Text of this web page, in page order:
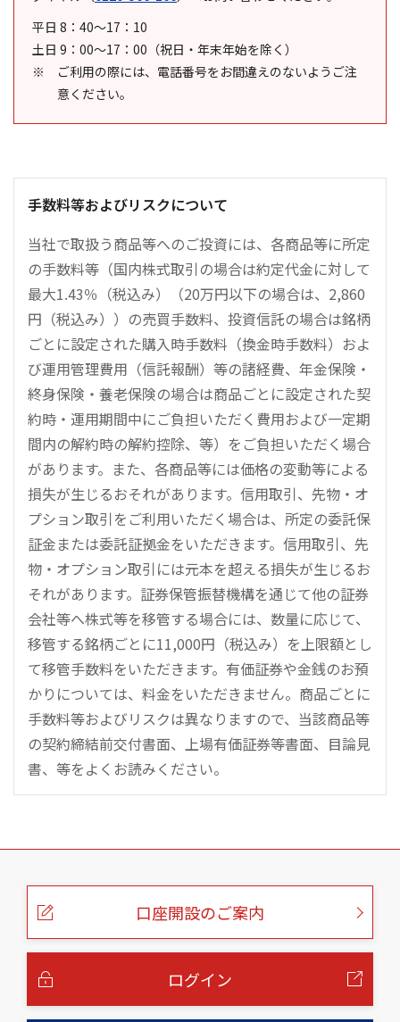
平日 8：40～17：10
土日 9：00～17：00（祝日・年末年始を除く）
ご利用の際には、電話番号をお間違えのないようご注
意ください。
手数料等およびリスクについて
当社で取扱う商品等へのご投資には、各商品等に所定
の手数料等（国内株式取引の場合は約定代金に対して
最大1.43％（税込み）（20万円以下の場合は、2,860
円（税込み））の売買手数料、投資信託の場合は銘柄
ごとに設定された購入時手数料（換金時手数料）およ
び運用管理費用（信託報酬）等の諸経費、年金保険・
終身保険・養老保険の場合は商品ごとに設定された契
約時・運用期間中にご負担いただく費用および一定期
間内の解約時の解約控除、等）をご負担いただく場合
があります。また、各商品等には価格の変動等による
損失が生じるおそれがあります。信用取引、先物・オ
プション取引をご利用いただく場合は、所定の委託保
証金または委託証拠金をいただきます。信用取引、先
物・オプション取引には元本を超える損失が生じるお
それがあります。証券保管振替機構を通じて他の証券
会社等へ株式等を移管する場合には、数量に応じて、
移管する銘柄ごとに11,000円（税込み）を上限額とし
て移管手数料をいただきます。有価証券や金銭のお預
かりについては、料金をいただきません。商品ごとに
手数料等およびリスクは異なりますので、当該商品等
の契約締結前交付書面、上場有価証券等書面、目論見
書、等をよくお読みください。
こ
口座開設のご案内
ログイン